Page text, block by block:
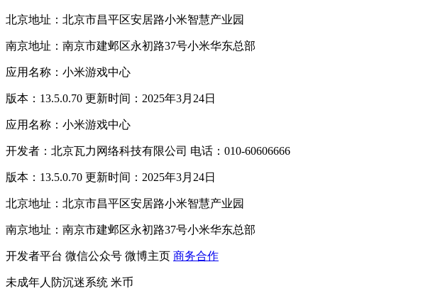
北京地址：北京市昌平区安居路小米智慧产业园
南京地址：南京市建邺区永初路37号小米华东总部
应用名称：小米游戏中心
版本：13.5.0.70 更新时间：2025年3月24日
应用名称：小米游戏中心
开发者：北京瓦力网络科技有限公司 电话：010-60606666
版本：13.5.0.70 更新时间：2025年3月24日
北京地址：北京市昌平区安居路小米智慧产业园
南京地址：南京市建邺区永初路37号小米华东总部
开发者平台 微信公众号 微博主页 商务合作
未成年人防沉迷系统 米币